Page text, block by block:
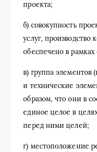
проекта;
б) совокупность
услуг, производство
обеспечено в
в) группа
и технические
образом, что они в
единое целое в
перед ними целей;
г) местоположение